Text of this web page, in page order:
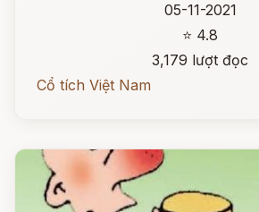
05-11-2021
⭐ 4.8
3,179 lượt đọc
Cổ tích Việt Nam